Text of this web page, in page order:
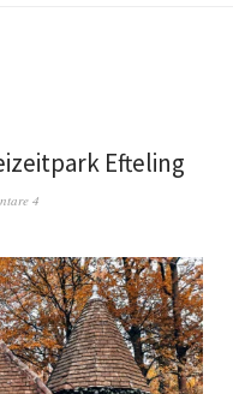
Efteling
4